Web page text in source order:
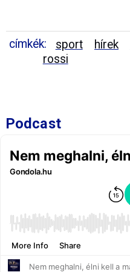
címkék: sport hírek
rossi
Podcast